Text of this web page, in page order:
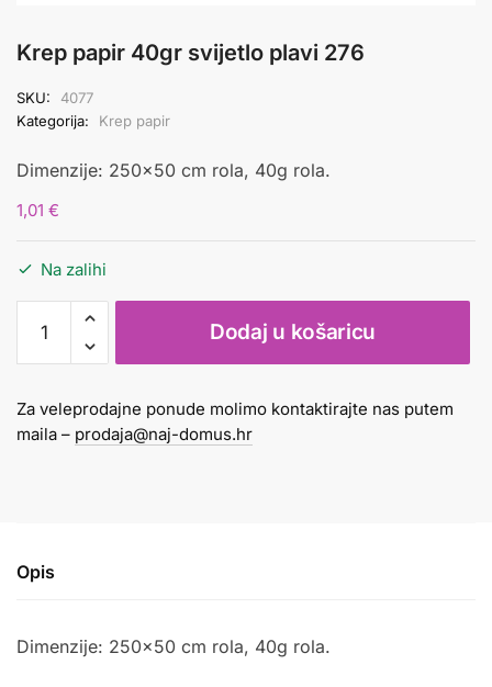
Krep papir 40gr svijetlo plavi 276
SKU:
4077
Kategorija:
Krep papir
Dimenzije: 250×50 cm rola, 40g rola.
1,01 €
Na zalihi
papir
40gr
plavi
276
Dodaj u košaricu
Za veleprodajne ponude molimo kontaktirajte nas putem
maila – prodaja@naj-domus.hr
Opis
Dimenzije: 250×50 cm rola, 40g rola.